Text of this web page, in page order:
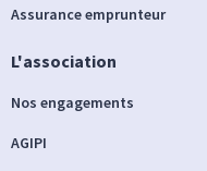
Assurance emprunteur
L'association
Nos engagements
AGIPI